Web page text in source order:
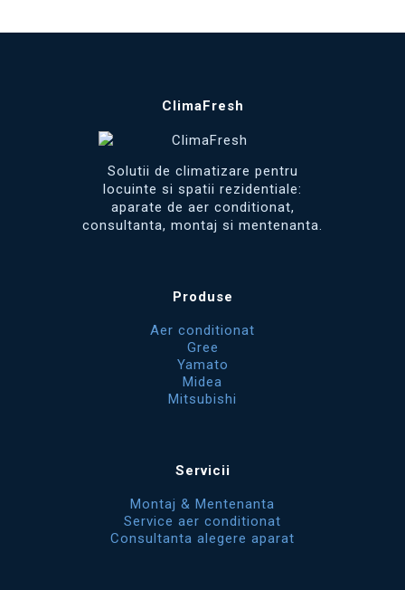
ClimaFresh
Solutii de climatizare pentru
locuinte si spatii rezidentiale:
aparate de aer conditionat,
consultanta, montaj si mentenanta.
Produse
Aer conditionat
Gree
Yamato
Midea
Mitsubishi
Servicii
Montaj & Mentenanta
Service aer conditionat
Consultanta alegere aparat